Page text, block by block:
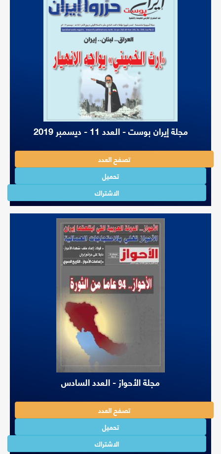
مجلة إيران بوست - العدد 11 - ديسمبر 2019
تصفح العدد
تحميل
الاشتراك
مجلة الأحواز - العدد السادس
تصفح العدد
تحميل
الاشتراك